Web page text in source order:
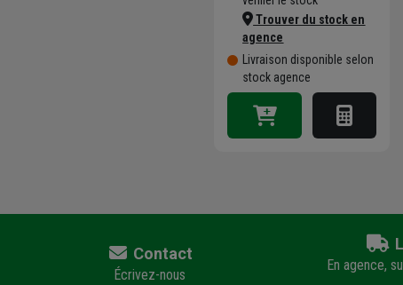
Trouver du stock en
agence
Livraison disponible selon
stock agence
Contact
Écrivez-nous
En agence,